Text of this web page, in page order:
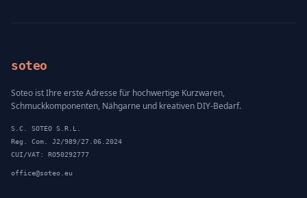
soteo
Soteo ist Ihre erste Adresse für hochwertige Kurzwaren,
Schmuckkomponenten, Nähgarne und kreativen DIY-Bedarf.
S.C. SOTEO S.R.L.
Reg. Com. J2/989/27.06.2024
CUI/VAT: RO50292777
office@soteo.eu